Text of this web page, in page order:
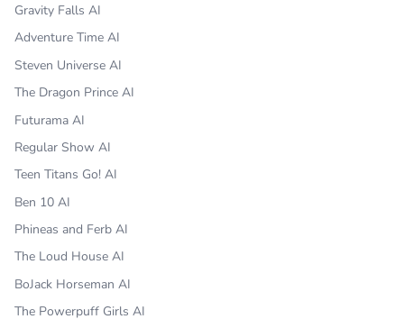
Gravity Falls AI
Adventure Time AI
Steven Universe AI
The Dragon Prince AI
Futurama AI
Regular Show AI
Teen Titans Go! AI
Ben 10 AI
Phineas and Ferb AI
The Loud House AI
BoJack Horseman AI
The Powerpuff Girls AI